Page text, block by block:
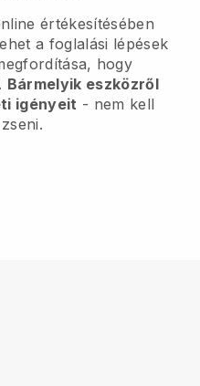
értékesítésében
a foglalási lépések
hogy
Bármelyik eszközről
igényeit - nem kell